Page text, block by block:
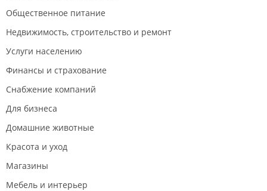
Общественное питание
Недвижимость, строительство и ремонт
Услуги населению
Финансы и страхование
Снабжение компаний
Для бизнеса
Домашние животные
Красота и уход
Магазины
Мебель и интерьер